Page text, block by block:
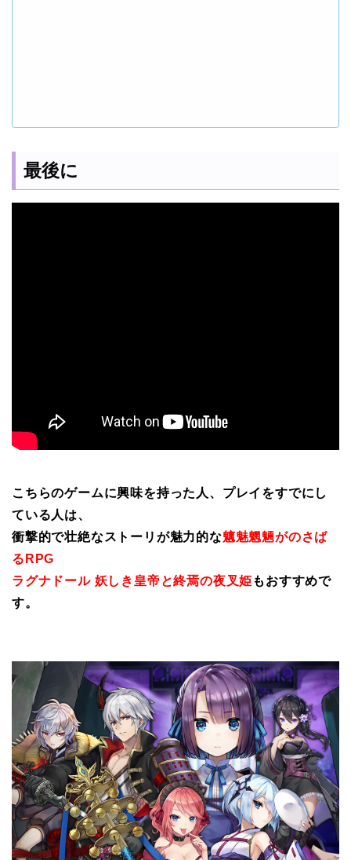
最後に
こちらのゲームに興味を持った人、プレイをすでにし
ている人は、
衝撃的で壮絶なストーリが魅力的な魑魅魍魎がのさば
るRPG
ラグナドール 妖しき皇帝と終焉の夜叉姫 もおすすめで
す。